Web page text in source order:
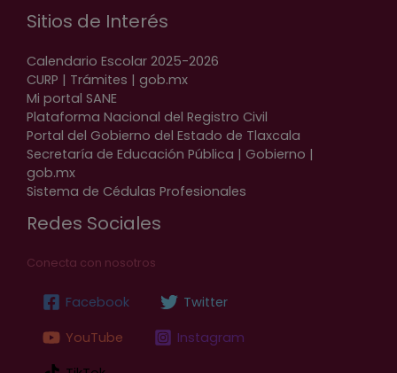
Sitios de Interés
Calendario Escolar 2025-2026
CURP | Trámites | gob.mx
Mi portal SANE
Plataforma Nacional del Registro Civil
Portal del Gobierno del Estado de Tlaxcala
Secretaría de Educación Pública | Gobierno |
gob.mx
Sistema de Cédulas Profesionales
Redes Sociales
Conecta con nosotros
Facebook
Twitter
YouTube
Instagram